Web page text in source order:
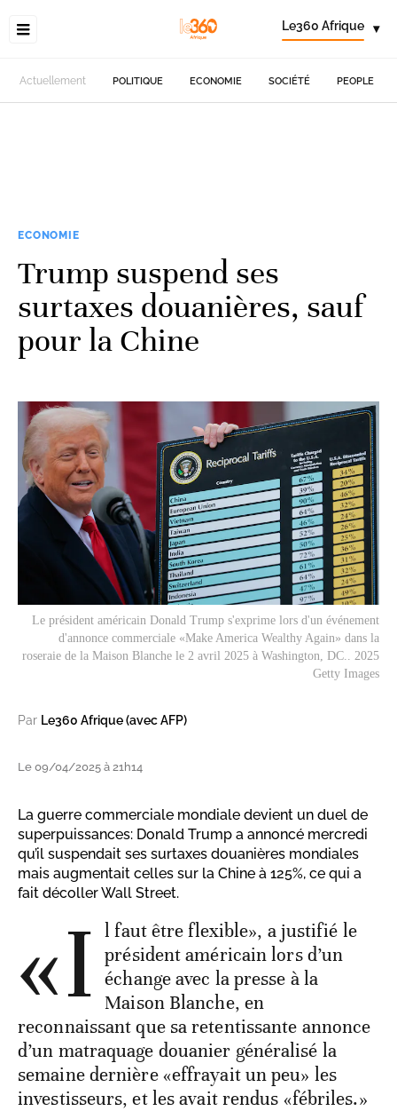
Le360 Afrique ▾
Actuellement POLITIQUE ECONOMIE SOCIÉTÉ PEOPLE
ECONOMIE
Trump suspend ses
surtaxes douanières, sauf
pour la Chine
Le président américain Donald Trump s'exprime lors d'un événement
d'annonce commerciale «Make America Wealthy Again» dans la
roseraie de la Maison Blanche le 2 avril 2025 à Washington, DC.. 2025
Getty Images
Par Le360 Afrique (avec AFP)
Le 09/04/2025 à 21h14
La guerre commerciale mondiale devient un duel de
superpuissances: Donald Trump a annoncé mercredi
qu’il suspendait ses surtaxes douanières mondiales
mais augmentait celles sur la Chine à 125%, ce qui a
fait décoller Wall Street.
«I l faut être flexible», a justifié le
président américain lors d’un
échange avec la presse à la
Maison Blanche, en
reconnaissant que sa retentissante annonce
d’un matraquage douanier généralisé la
semaine dernière «effrayait un peu» les
investisseurs, et les avait rendus «fébriles.»